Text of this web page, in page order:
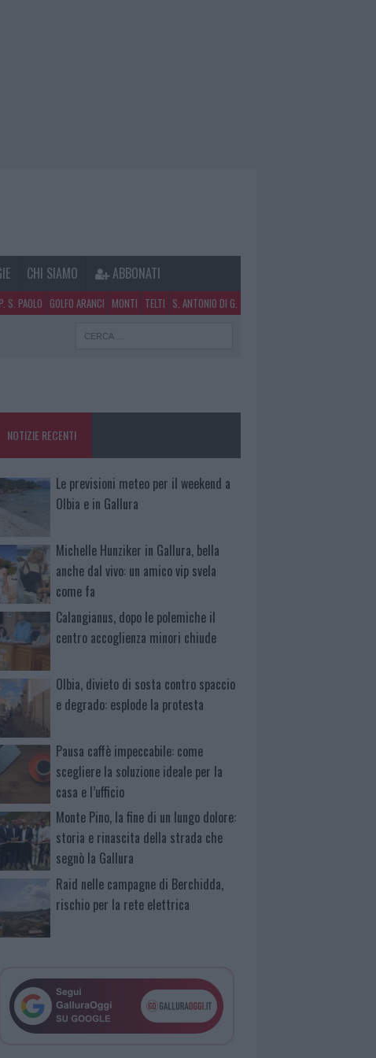
CHI SIAMO ABBONATI
S. PAOLO GOLFO ARANCI MONTI TELTI S. ANTONIO DI G.
NOTIZIE RECENTI
Le previsioni meteo per il weekend a
Olbia e in Gallura
Michelle Hunziker in Gallura, bella
anche dal vivo: un amico vip svela
come fa
Calangianus, dopo le polemiche il
centro accoglienza minori chiude
Olbia, divieto di sosta contro spaccio
e degrado: esplode la protesta
Pausa caffè impeccabile: come
scegliere la soluzione ideale per la
casa e l’ufficio
Monte Pino, la fine di un lungo dolore:
storia e rinascita della strada che
segnò la Gallura
Raid nelle campagne di Berchidda,
rischio per la rete elettrica